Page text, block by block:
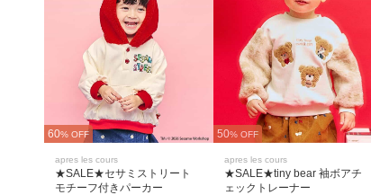
60% OFF
apres les cours
★SALE★セサミストリート
モチーフ付きパーカー
50% OFF
apres les cours
★SALE★tiny bear 袖ボアチ
ェックトレーナー